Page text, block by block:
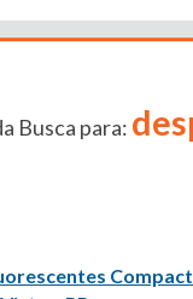
Busca para: